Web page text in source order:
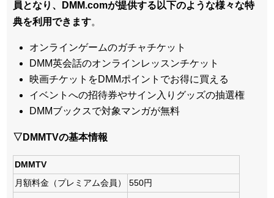
員となり、DMM.comが提供する以下のような様々な特
典を利用できます。
オンラインゲームのガチャチケット
DMM英会話のオンラインレッスンチケット
映画チケットをDMMポイントでお得に買える
イベントへの招待券やサイン入りグッズの抽選権
DMMブックスで対象マンガが無料
▽DMMTVの基本情報
DMMTV
月額料金（プレミアム会員）
550円